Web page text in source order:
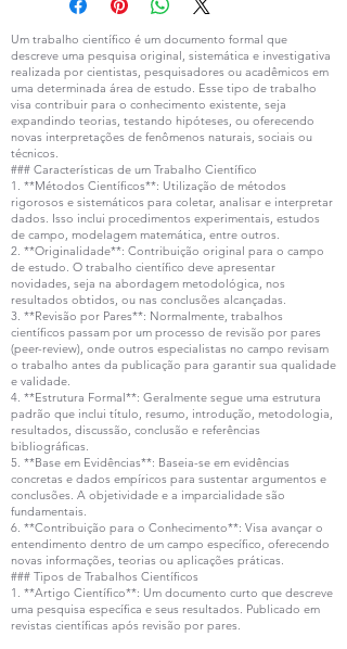
se beneficiar deste item.
estabelecer a confiança e garantir
compras com segurança.
sobre seus métodos de frete,
embalagem e custo. Oferecendo
informações claras sobre sua política
de frete é uma ótima maneira de
estabelecer a confiança e garantir
compras com segurança.
Um trabalho científico é um documento formal que
descreve uma pesquisa original, sistemática e investigativa
realizada por cientistas, pesquisadores ou acadêmicos em
uma determinada área de estudo. Esse tipo de trabalho
visa contribuir para o conhecimento existente, seja
expandindo teorias, testando hipóteses, ou oferecendo
novas interpretações de fenômenos naturais, sociais ou
técnicos.
### Características de um Trabalho Científico
1. **Métodos Científicos**: Utilização de métodos
rigorosos e sistemáticos para coletar, analisar e interpretar
dados. Isso inclui procedimentos experimentais, estudos
de campo, modelagem matemática, entre outros.
2. **Originalidade**: Contribuição original para o campo
de estudo. O trabalho científico deve apresentar
novidades, seja na abordagem metodológica, nos
resultados obtidos, ou nas conclusões alcançadas.
3. **Revisão por Pares**: Normalmente, trabalhos
científicos passam por um processo de revisão por pares
(peer-review), onde outros especialistas no campo revisam
o trabalho antes da publicação para garantir sua qualidade
e validade.
4. **Estrutura Formal**: Geralmente segue uma estrutura
padrão que inclui título, resumo, introdução, metodologia,
resultados, discussão, conclusão e referências
bibliográficas.
5. **Base em Evidências**: Baseia-se em evidências
concretas e dados empíricos para sustentar argumentos e
conclusões. A objetividade e a imparcialidade são
fundamentais.
6. **Contribuição para o Conhecimento**: Visa avançar o
entendimento dentro de um campo específico, oferecendo
novas informações, teorias ou aplicações práticas.
### Tipos de Trabalhos Científicos
1. **Artigo Científico**: Um documento curto que descreve
uma pesquisa específica e seus resultados. Publicado em
revistas científicas após revisão por pares.